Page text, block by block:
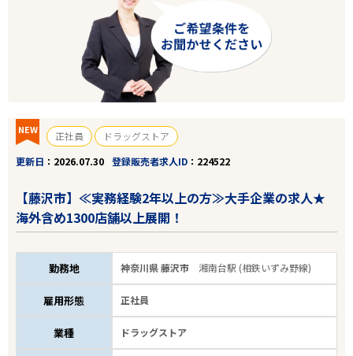
NEW 正社員
ドラッグストア
更新日
2026.07.30 登録販売者求人ID 224522
【藤沢市】≪実務経験2年以上の方≫大手企業の求人★
海外含め1300店舗以上展開！
勤務地 神奈川県 藤沢市 湘南台駅 (相鉄いずみ野線)
雇用形態 正社員
業種 ドラッグストア